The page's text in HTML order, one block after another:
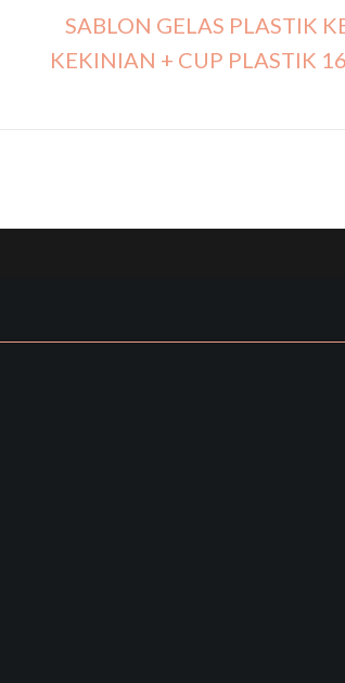
SABLON GELAS PLASTIK
KEKINIAN + CUP PLASTIK